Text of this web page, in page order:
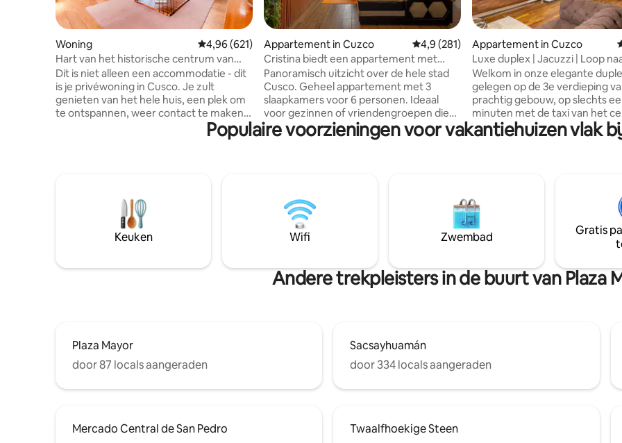
Woning Gemiddelde beoordeling van 4,96 uit 5, 621 recensies
4,96 (621)
Hart van het historische centrum van
Cusco ° Balkon en tuin
Dit is niet alleen een accommodatie - dit
is je privéwoning in Cusco. Je zult
genieten van het hele huis, een plek om
te ontspannen, weer contact te maken
en betekenisvolle momenten te delen
gevoel van plaats. - Locatie: het ligt in het
hart van het historische centrum van
daarna bewaren we de sleutels in het
Appartement in Cuzco Gemiddelde beoordeling van 4,9 uit 5, 281
4,9 (281)
Cristina biedt een appartement met
uitzicht op de stad.
Panoramisch uitzicht over de hele stad
Cusco. Geheel appartement met 3
slaapkamers voor 6 personen. Ideaal
voor gezinnen of vriendengroepen die
op zoek zijn naar comfort en ruimte.
Locatie: op 15 minuten lopen van Plaza
alles wat je nodig hebt om je thuis te
voelen: comfortabele bedden, een
volledig uitgeruste keuken en een
wasruimte. Verblijf bij ons en beleef
Appartement in Cuzco
Luxe duplex | Jacuzzi | Loop
historische centrum
Welkom in onze elegante
gelegen op de 3e verdieping
prachtig gebouw, op slechts
minuten met de taxi van het
plein. Het heeft 3 slaapkamers
eigen badkamer, woonkamer,
de jacuzzi en in de moderne
met Spaanse douches en ook
van de frisse ochtendbries
terras. Voor meer vertrouwen
we een beveiligingscamera op
het gebouw
Populaire voorzieningen voor vakantiehuizen vlak
Keuken Wifi Zwembad
Gratis
Andere trekpleisters in de buurt van Plaza
Plaza Mayor
door 87 locals aangeraden
Sacsayhuamán
door 334 locals aangeraden
Mercado Central de San Pedro
Twaalfhoekige Steen